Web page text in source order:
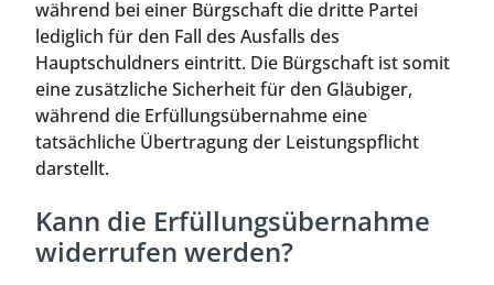
während bei einer Bürgschaft die dritte Partei
lediglich für den Fall des Ausfalls des
Hauptschuldners eintritt. Die Bürgschaft ist somit
eine zusätzliche Sicherheit für den Gläubiger,
während die Erfüllungsübernahme eine
tatsächliche Übertragung der Leistungspflicht
darstellt.
Kann die Erfüllungsübernahme
widerrufen werden?